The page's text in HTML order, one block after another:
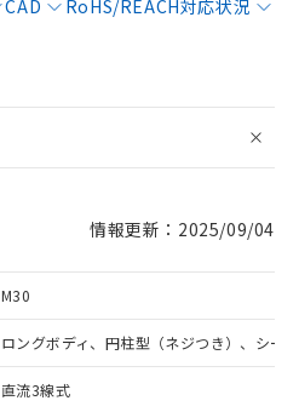
CAD
RoHS/REACH対応状況
情報更新：2025/09/04
M30
ロングボディ、円柱型（ネジつき）、シー
直流3線式